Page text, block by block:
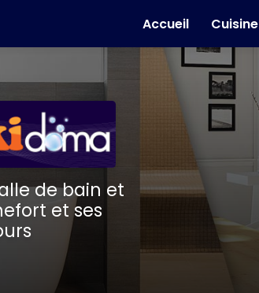
Accueil
Cuisine
de bain et
et ses